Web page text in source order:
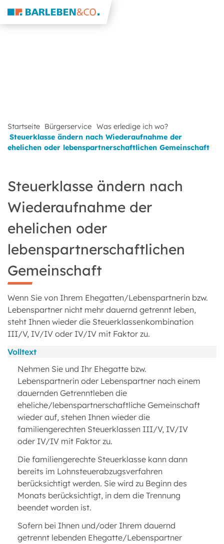
Startseite Bürgerservice Was erledige ich wo?
Steuerklasse ändern nach Wiederaufnahme der
ehelichen oder lebenspartnerschaftlichen Gemeinschaft
Steuerklasse ändern nach
Wiederaufnahme der
ehelichen oder
lebenspartnerschaftlichen
Gemeinschaft
Wenn Sie von Ihrem Ehegatten/Lebenspartnerin bzw.
Lebenspartner nicht mehr dauernd getrennt leben,
steht Ihnen wieder die Steuerklassenkombination
III/V, IV/IV oder IV/IV mit Faktor zu.
Volltext
Nehmen Sie und Ihr Ehegatte bzw.
Lebenspartnerin oder Lebenspartner nach einem
dauernden Getrenntleben die
eheliche/lebenspartnerschaftliche Gemeinschaft
wieder auf, stehen Ihnen wieder die
familiengerechten Steuerklassen III/V, IV/IV
oder IV/IV mit Faktor zu.
Die familiengerechte Steuerklasse kann dann
bereits im Lohnsteuerabzugsverfahren
berücksichtigt werden. Sie wird zu Beginn des
Monats berücksichtigt, in dem die Trennung
beendet worden ist.
Sofern bei Ihnen und/oder Ihrem dauernd
getrennt lebenden Ehegatte/Lebenspartner